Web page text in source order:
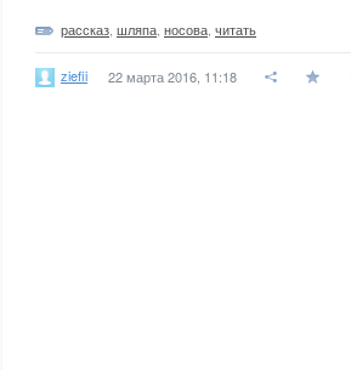
рассказ шляпа носова читать
ziefii 22 марта 2016, 11:18